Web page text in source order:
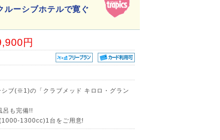
ルーシブホテルで寛ぐ
円
ブ(※1)の「クラブメッド キロロ・グラン
呂も完備!!
1300cc)1台をご用意!